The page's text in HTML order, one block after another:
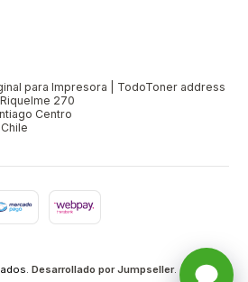
para Impresora | TodoToner address
270
Centro
Desarrollado por Jumpseller.